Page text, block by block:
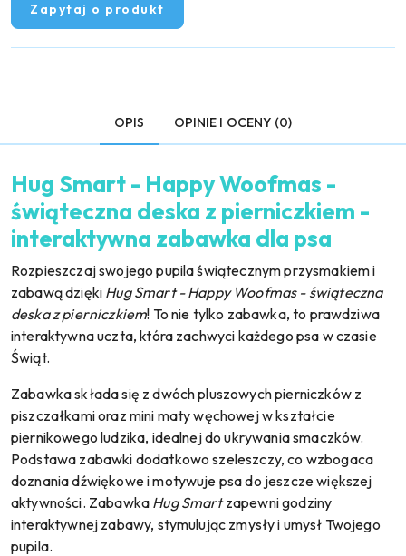
Zapytaj o produkt
OPIS OPINIE I OCENY (0)
Hug Smart - Happy Woofmas -
świąteczna deska z pierniczkiem -
interaktywna zabawka dla psa
Rozpieszczaj swojego pupila świątecznym przysmakiem i
zabawą dzięki Hug Smart - Happy Woofmas - świąteczna
deska z pierniczkiem! To nie tylko zabawka, to prawdziwa
interaktywna uczta, która zachwyci każdego psa w czasie
Świąt.
Zabawka składa się z dwóch pluszowych pierniczków z
piszczałkami oraz mini maty węchowej w kształcie
piernikowego ludzika, idealnej do ukrywania smaczków.
Podstawa zabawki dodatkowo szeleszczy, co wzbogaca
doznania dźwiękowe i motywuje psa do jeszcze większej
aktywności. Zabawka Hug Smartzapewni godziny
interaktywnej zabawy, stymulując zmysły i umysł Twojego
pupila.